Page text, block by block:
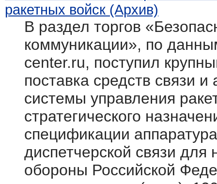
ракетных войск (Архив)
В раздел торгов
коммуникации», по
center.ru, поступил
поставка средств связи
системы управления
стратегического
спецификации
диспетчерской связи
обороны Российской